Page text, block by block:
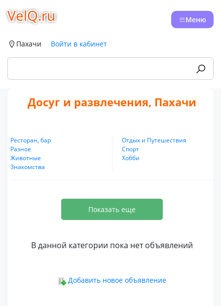
VelQ.ru Меню
Пахачи Войти в кабинет
Досуг и развлечения, Пахачи
Ресторан, бар
Разное
Животные
Знакомства
Отдых и Путешествия
Спорт
Хобби
Показать еще
В данной категории пока нет объявлений
Добавить новое объявление